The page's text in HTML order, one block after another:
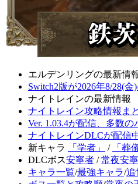
エルデンリングの最新情
Switch2版が2026年8/28(金
ナイトレインの最新情報
ナイトレイン攻略情報ま
Ver. 1.03.4が配信、多数
ナイトレインDLCが配信
新キャラ
「学者」 /
「葬
DLCボス安寧者 /常夜安
キャラ一覧/最強キャラ/追